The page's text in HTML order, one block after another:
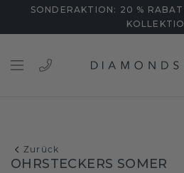
SONDERAKTION: 20 %
Zurück
OHRSTECKERS SOMER